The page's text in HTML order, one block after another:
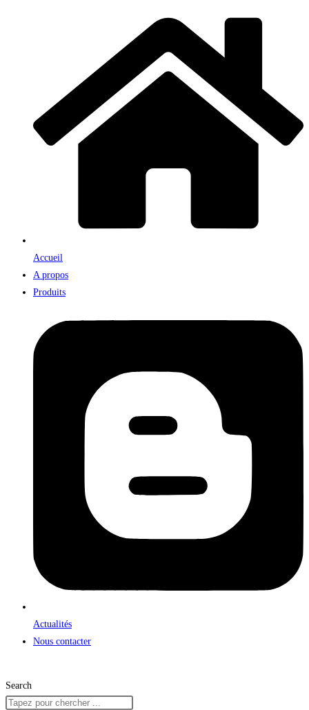
Accueil
A propos
Produits
Actualités
Nous contacter
Search